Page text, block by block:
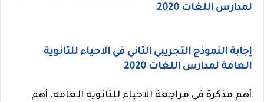
لمدارس اللغات 2020
إجابة النموذج التجريبي الثاني في الاحياء للثانوية
العامة لمدارس اللغات 2020
أهم مذكرة فى مراجعة الاحياء للثانويه العامه. أهم